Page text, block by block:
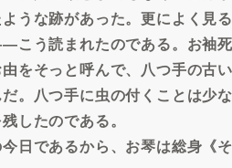
ような跡があった。更によく
こう読まれたのである。お袖
をそっと呼んで、八つ手の古
。八つ手に虫の付くことは少
したのである。
日であるから、お琴は総身《